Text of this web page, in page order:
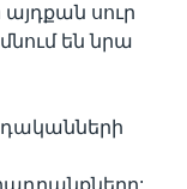
սուր
են նրա